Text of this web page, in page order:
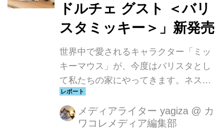
UCCドリップポッド公式オンラインス
トアでは、9月20日（金）より先行予
約を開始します。
ドルチェ グスト ＜バリ
スタミッキー＞」新発売
世界中で愛されるキャラクター「ミッ
キーマウス」が、今度はバリスタとし
て私たちの家にやってきます。ネスレ
日本株式会社は2024年9月1日より「ネ
スカフェ ドルチェ グスト」シリーズ
から、「ネスカフェ ドルチェ グスト
メディアライター yagiza @ カ
ワコレメディア編集部